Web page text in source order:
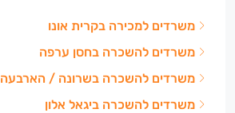
משרדים למכירה בקרית אונו
משרדים להשכרה בחסן ערפה
משרדים להשכרה בשרונה / הארבעה
משרדים להשכרה ביגאל אלון